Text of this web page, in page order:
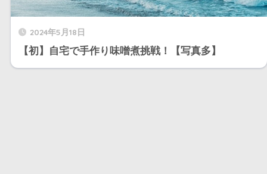
2024年5月18日
【初】自宅で手作り味噌煮挑戦！【写真多】